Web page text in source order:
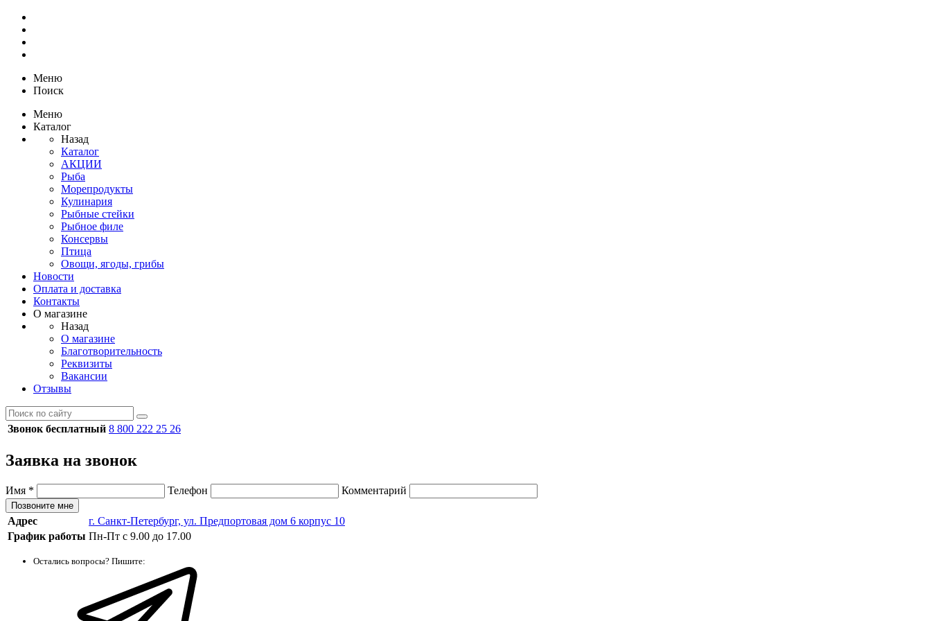
Меню
Поиск
Меню
Каталог
Назад
Каталог
АКЦИИ
Рыба
Морепродукты
Кулинария
Рыбные стейки
Рыбное филе
Консервы
Птица
Овощи, ягоды, грибы
Новости
Оплата и доставка
Контакты
О магазине
Назад
О магазине
Благотворительность
Реквизиты
Вакансии
Отзывы
Звонок бесплатный 8 800 222 25 26
Заявка на звонок
Имя * Телефон Комментарий
Позвоните мне
Адрес
г. Санкт-Петербург, ул. Предпортовая дом 6 корпус 10
График работы Пн-Пт с 9.00 до 17.00
Остались вопросы? Пишите: